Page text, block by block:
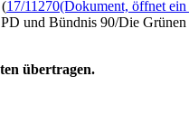
17/11270(Dokument, öffnet ein
und Bündnis 90/Die
übertragen.